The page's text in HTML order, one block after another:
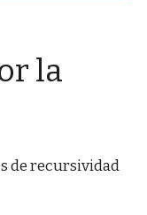
la
de recursividad